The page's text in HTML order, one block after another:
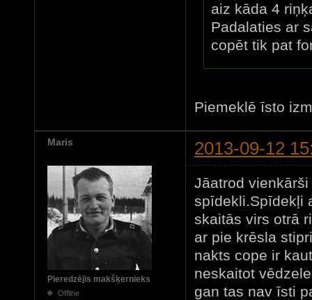
aiz kāda 4
Padalaties ar
copēt tik pat
Piemeklē īsto
Maris 2013-09-12
Pieredzējis makšķernieks
Offline
Jāatrod
spīdekli.Spīdekļi
skaitās virs otrā
ar pie krēsla
nakts cope ir
neskaitot
gan tas nav īsti